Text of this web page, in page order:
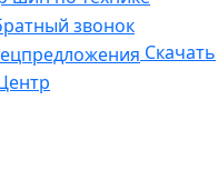
Скачать